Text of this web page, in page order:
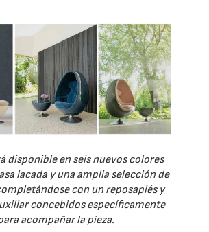
disponible en seis nuevos colores
lacada y una amplia selección de
con un reposapiés y
concebidos específicamente
acompañar la pieza.